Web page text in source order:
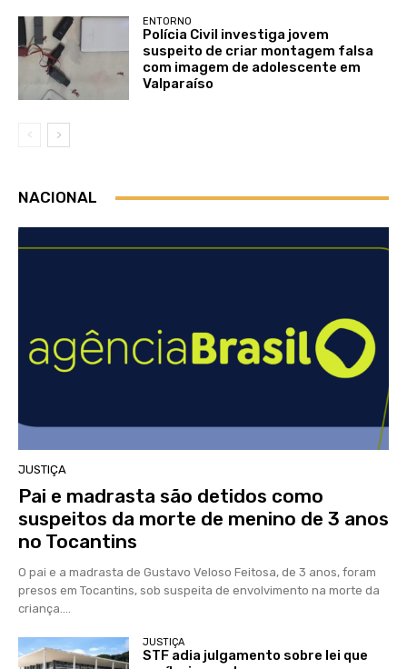
ENTORNO
Polícia Civil investiga jovem
suspeito de criar montagem falsa
com imagem de adolescente em
Valparaíso
NACIONAL
JUSTIÇA
Pai e madrasta são detidos como
suspeitos da morte de menino de 3 anos
no Tocantins
O pai e a madrasta de Gustavo Veloso Feitosa, de 3 anos, foram
presos em Tocantins, sob suspeita de envolvimento na morte da
criança....
JUSTIÇA
STF adia julgamento sobre lei que